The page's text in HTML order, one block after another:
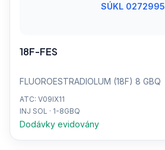
SÚKL 0272995
18F-FES
FLUOROESTRADIOLUM (18F) 8 GBQ
ATC: V09IX11
INJ SOL · 1-8GBQ
Dodávky evidovány